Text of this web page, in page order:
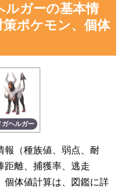
ルガーの基本情
ポケモン、個体
ガヘルガー
報（種族値、弱点、耐
距離、捕獲率、逃走
個体値計算は、図鑑に詳